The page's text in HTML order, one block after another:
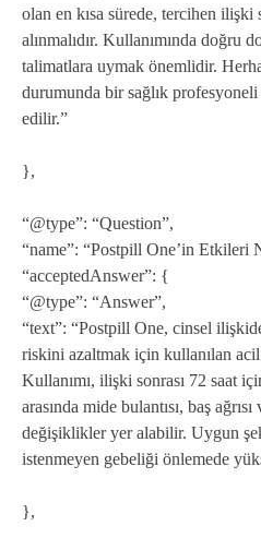
olan en kısa sürede, tercihen ilişki
alınmalıdır. Kullanımında doğru
talimatlara uymak önemlidir.
durumunda bir sağlık
edilir.”
},
“@type”: “Question”,
“name”: “Postpill One’in Etkileri
“acceptedAnswer”: {
“@type”: “Answer”,
“text”: “Postpill One, cinsel
riskini azaltmak için kullanılan
Kullanımı, ilişki sonrası 72 saat
arasında mide bulantısı, baş
değişiklikler yer alabilir. Uygun
istenmeyen gebeliği önlemede
},